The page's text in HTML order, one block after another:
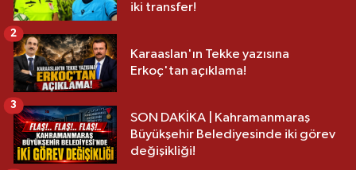
iki transfer!
Karaaslan'ın Tekke yazısına
Erkoç'tan açıklama!
2
SON DAKİKA | Kahramanmaraş
Büyükşehir Belediyesinde iki görev
değişikliği!
3